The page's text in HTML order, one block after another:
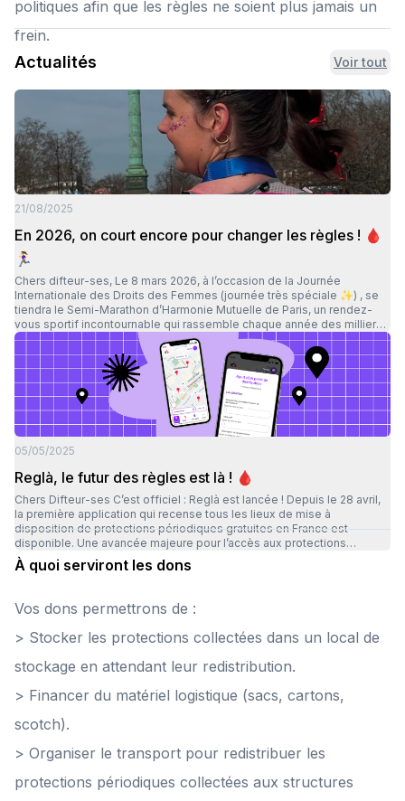
politiques afin que les règles ne soient plus jamais un
frein.
Actualités Voir tout
21/08/2025
En 2026, on court encore pour changer les règles ! 🩸
🏃‍♀️
Chers difteur-ses, Le 8 mars 2026, à l’occasion de la Journée
Internationale des Droits des Femmes (journée très spéciale ✨) , se
tiendra le Semi-Marathon d’Harmonie Mutuelle de Paris, un rendez-
vous sportif incontournable qui rassemble chaque année des milliers
de coureur·ses. Et cette année encore, Règles Élémentaires sera sur la
ligne de départ grâce aux dossards solidaires ! Une nouvelle occasion
de mêler dépassement de soi et solidarité pour soutenir un combat
essentiel : la lutte contre la précarité menstruelle. 🩸 En 2025, grâce à
votre incroyable mobilisation, nous avons pu changer les règles. En
2026, on remet ça plus nombreux·ses, plus déterminé·es, plus
solidaires que jamais ! Un immense merci à toutes celles et ceux qui
ont fait et qui feront partie de cette aventure. Merci de faire avancer
les choses avec nous ! 💜
05/05/2025
Reglà, le futur des règles est là ! 🩸
Chers Difteur-ses C’est officiel : Reglà est lancée ! Depuis le 28 avril,
la première application qui recense tous les lieux de mise à
disposition de protections périodiques gratuites en France est
disponible. Une avancée majeure pour l’accès aux protections
menstruelles, partout, et pour toutes ! Reglà, c’est bien plus qu’une
appli : c’est un outil de justice sociale. À travers cette application
protection en cas de besoin. Que l’on soit chez soi, à l’école, au travail
ou dans la rue, l’accès à ces produits essentiels ne devrait jamais être
un luxe. Depuis 2015, Règles Élémentaires lutte contre la précarité
menstruelle. Aujourd’hui, avec Reglà, on passe à la vitesse supérieure
: pour faciliter l’accès, informer largement et inciter encore plus de
structures à s’engager. Parce que les règles ont toute leur place dans
l’espace public. Avec Reglà, l’accès aux protections menstruelles
devient un droit ! 📲 https://www.regla-app.fr/distribution-points
À quoi serviront les dons
Vos dons permettrons de :
> Stocker les protections collectées dans un local de
stockage en attendant leur redistribution.
> Financer du matériel logistique (sacs, cartons,
scotch).
> Organiser le transport pour redistribuer les
protections périodiques collectées aux structures